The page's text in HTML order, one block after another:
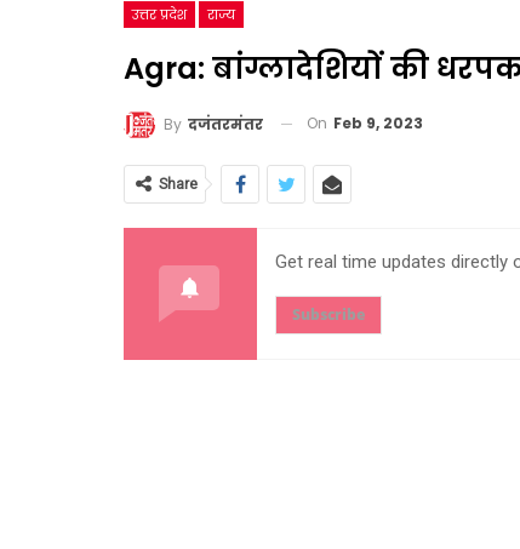
उत्तर प्रदेश राज्य
Agra: बांग्लादेशियों की
By दजंतरमंतर On Feb 9, 2023
Share
Get real time updates directly
Subscribe